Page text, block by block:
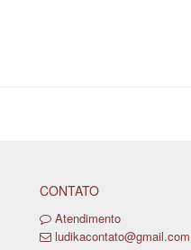
CONTATO
Atendimento
ludikacontato@gmail.com